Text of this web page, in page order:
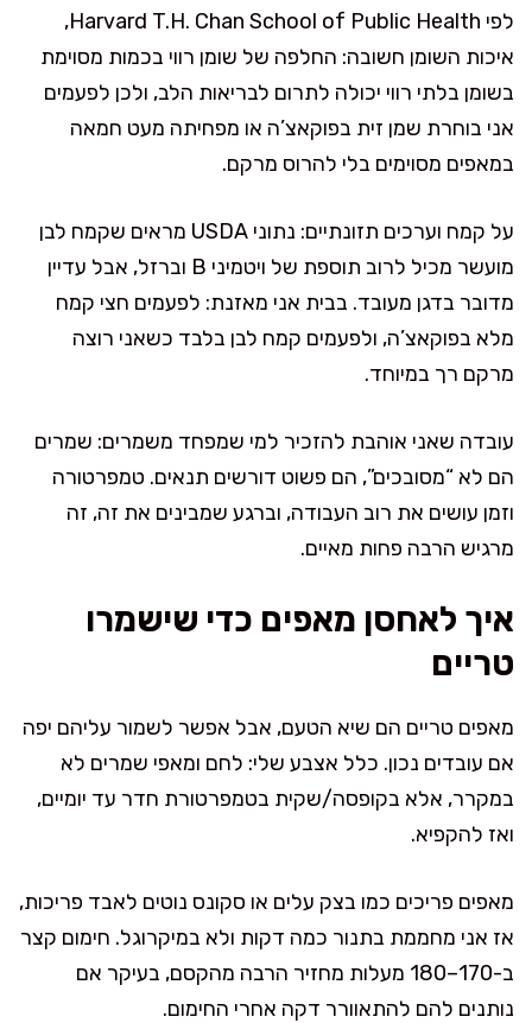
לפי Harvard T.H. Chan School of Public Health,
איכות השומן חשובה: החלפה של שומן רווי בכמות מסוימת
בשומן בלתי רווי יכולה לתרום לבריאות הלב, ולכן לפעמים
אני בוחרת שמן זית בפוקאצ’ה או מפחיתה מעט חמאה
במאפים מסוימים בלי להרוס מרקם.
על קמח וערכים תזונתיים: נתוני USDA מראים שקמח לבן
מועשר מכיל לרוב תוספת של ויטמיני B וברזל, אבל עדיין
מדובר בדגן מעובד. בבית אני מאזנת: לפעמים חצי קמח
מלא בפוקאצ’ה, ולפעמים קמח לבן בלבד כשאני רוצה
מרקם רך במיוחד.
עובדה שאני אוהבת להזכיר למי שמפחד משמרים: שמרים
הם לא “מסובכים”, הם פשוט דורשים תנאים. טמפרטורה
וזמן עושים את רוב העבודה, וברגע שמבינים את זה, זה
מרגיש הרבה פחות מאיים.
איך לאחסן מאפים כדי שישמרו
טריים
מאפים טריים הם שיא הטעם, אבל אפשר לשמור עליהם יפה
אם עובדים נכון. כלל אצבע שלי: לחם ומאפי שמרים לא
במקרר, אלא בקופסה/שקית בטמפרטורת חדר עד יומיים,
ואז להקפיא.
מאפים פריכים כמו בצק עלים או סקונס נוטים לאבד פריכות,
אז אני מחממת בתנור כמה דקות ולא במיקרוגל. חימום קצר
ב-170–180 מעלות מחזיר הרבה מהקסם, בעיקר אם
נותנים להם להתאוורר דקה אחרי החימום.